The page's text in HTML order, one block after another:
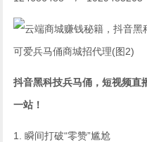
抖音黑科技兵马俑，短视频直
一站！
1. 瞬间打破“零赞”尴尬